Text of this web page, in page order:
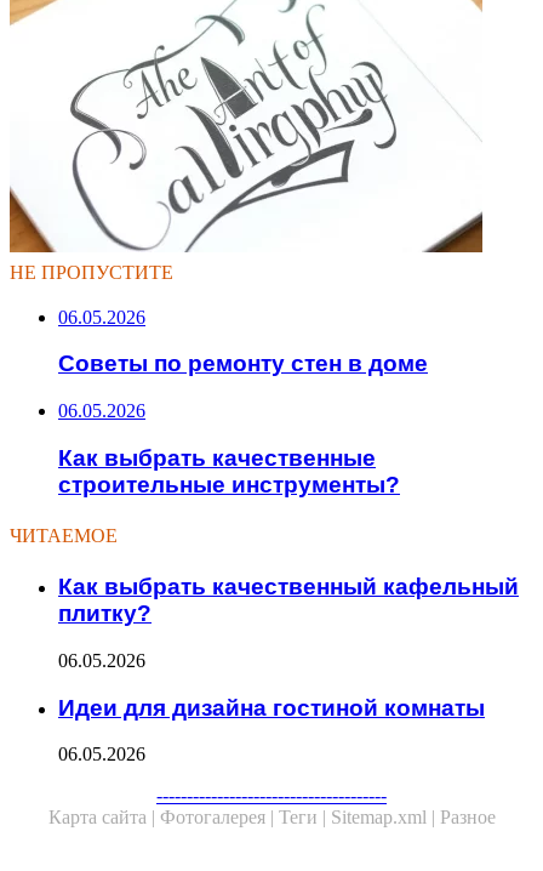
НЕ ПРОПУСТИТЕ
06.05.2026
Советы по ремонту стен в доме
06.05.2026
Как выбрать качественные
строительные инструменты?
ЧИТАЕМОЕ
Как выбрать качественный кафельный
плитку?
06.05.2026
Идеи для дизайна гостиной комнаты
06.05.2026
--------------------------------------
Карта сайта | Фотогалерея | Теги | Sitemap.xml | Разное